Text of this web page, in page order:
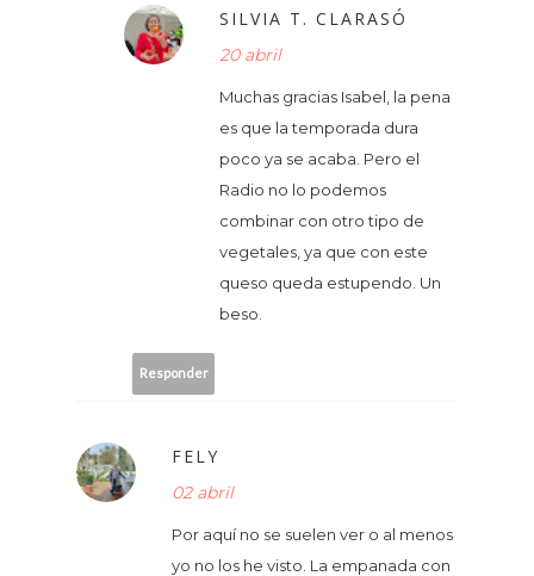
SILVIA T. CLARASÓ
20 abril
Muchas gracias Isabel, la pena
es que la temporada dura
poco ya se acaba. Pero el
Radio no lo podemos
combinar con otro tipo de
vegetales, ya que con este
queso queda estupendo. Un
beso.
Responder
FELY
02 abril
Por aquí no se suelen ver o al menos
yo no los he visto. La empanada con